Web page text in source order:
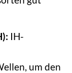
IH-
um den